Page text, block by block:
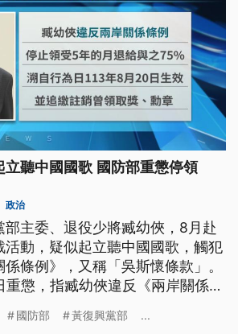
立聽中國國歌 國防部重懲停領
政治
主委、退役少將臧幼俠，8月赴
活動，疑似起立聽中國國歌，觸犯
條例》，又稱「吳斯懷條款」。
重懲，指臧幼俠違反《兩岸關係條
師發聲明，否認聽中國國歌，將提
國防部 黃復興黨部 ...